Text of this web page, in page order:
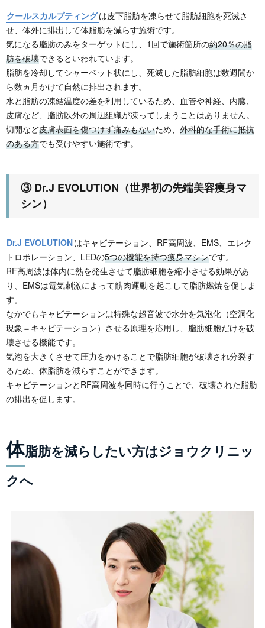
クールスカルプティングは皮下脂肪を凍らせて脂肪細胞を死滅さ
せ、体外に排出して体脂肪を減らす施術です。
気になる脂肪のみをターゲットにし、1回で施術箇所の約20％の脂
肪を破壊できるといわれています。
脂肪を冷却してシャーベット状にし、死滅した脂肪細胞は数週間か
ら数ヵ月かけて自然に排出されます。
水と脂肪の凍結温度の差を利用しているため、血管や神経、内臓、
皮膚など、脂肪以外の周辺組織が凍ってしまうことはありません。
切開など皮膚表面を傷つけず痛みもないため、 外科的な手術に抵抗
のある方でも受けやすい施術です。
③ Dr.J EVOLUTION（世界初の先端美容痩身マ
シン）
Dr.J EVOLUTIONはキャビテーション、RF高周波、EMS、エレク
トロポレーション、LEDの5つの機能を持つ痩身マシンです。
RF高周波は体内に熱を発生させて脂肪細胞を縮小させる効果があ
り、EMSは電気刺激によって筋肉運動を起こして脂肪燃焼を促しま
す。
なかでもキャビテーションは特殊な超音波で水分を気泡化（空洞化
現象＝キャビテーション）させる原理を応用し、脂肪細胞だけを破
壊させる機能です。
気泡を大きくさせて圧力をかけることで脂肪細胞が破壊され分裂す
るため、体脂肪を減らすことができます。
キャビテーションとRF高周波を同時に行うことで、破壊された脂肪
の排出を促します。
体脂肪を減らしたい方はジョウクリニッ
クへ